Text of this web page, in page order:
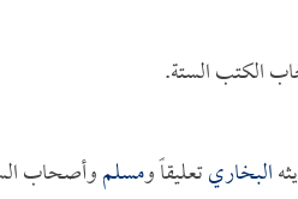
الكتب الستة.
البخاريتعليقاً ومسلموأصحاب